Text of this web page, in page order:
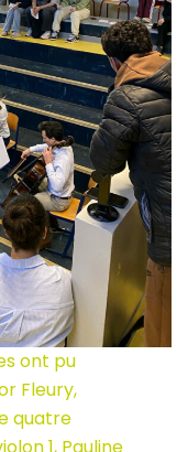
ont pu
Fleury,
quatre